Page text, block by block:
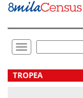
Vai
direttamente
Toggle
navigation
.
TROPEA